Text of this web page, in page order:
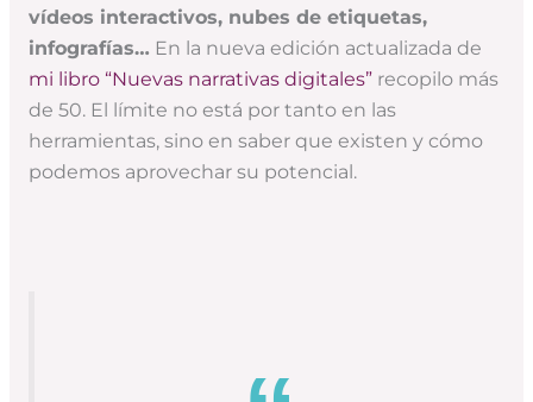
vídeos interactivos, nubes de etiquetas,
infografías… En la nueva edición actualizada de
mi libro “Nuevas narrativas digitales”recopilo más
de 50. El límite no está por tanto en las
herramientas, sino en saber que existen y cómo
podemos aprovechar su potencial.